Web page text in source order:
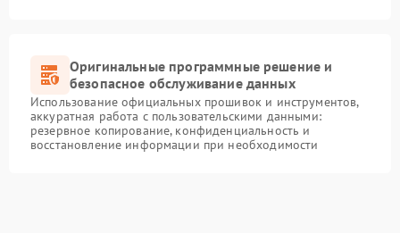
Оригинальные программные решение и
безопасное обслуживание данных
Использование официальных прошивок и инструментов,
аккуратная работа с пользовательскими данными:
резервное копирование, конфиденциальность и
восстановление информации при необходимости